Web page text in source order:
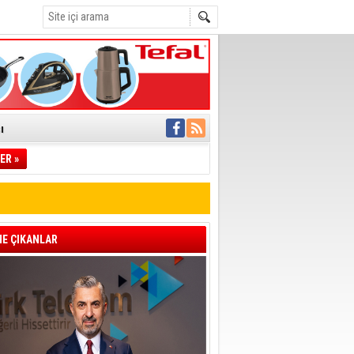
İletti
müdahale
Geçti
»
ÇIKANLAR